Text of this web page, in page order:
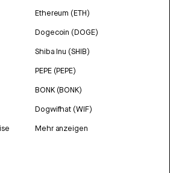
Ethereum (ETH)
Dogecoin (DOGE)
Shiba Inu (SHIB)
PEPE (PEPE)
BONK (BONK)
Dogwifhat (WIF)
Mehr anzeigen